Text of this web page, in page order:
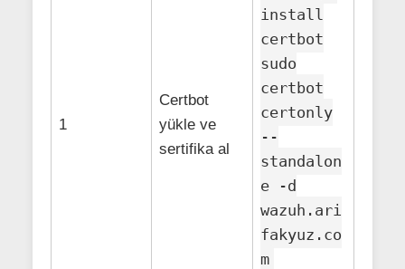
1
Certbot
yükle ve
sertifika al
install
certbot
sudo
certbot
certonly
--
standalon
e -d
wazuh.ari
fakyuz.co
m